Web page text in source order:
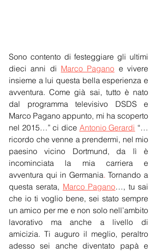
Sono contento di festeggiare gli ultimi
dieci anni di Marco Pagano e vivere
insieme a lui questa bella esperienza e
avventura. Come già sai, tutto è nato
dal programma televisivo DSDS e
Marco Pagano appunto, mi ha scoperto
nel 2015…” ci dice Antonio Gerardi “…
ricordo che venne a prendermi, nel mio
paesino vicino Dortmund, da lì è
incominciata la mia carriera e
avventura qui in Germania. Tornando a
questa serata, Marco Pagano…, tu sai
che io ti voglio bene, sei stato sempre
un amico per me e non solo nell’ambito
lavorativo ma anche a livello di
amicizia. Ti auguro il meglio, peraltro
adesso sei anche diventato papà e